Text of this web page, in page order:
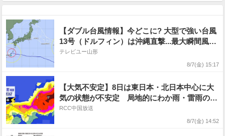
【ダブル台風情報】今どこに? 大型で強い台風
13号（ドルフィン）は沖縄直撃...最大瞬間風速
55 m/s 奄美・沖縄では暴風や高波などに厳
重に警戒 台風15号の今後はどうなる? 進路予
庁
テレビユー山形
8/7(金) 15:17
【大気不安定】8日は東日本・北日本中心に大
気の状態が不安定 局地的にわか雨・雷雨の可
能性 落雷や突風 急な強雨に注意
RCC中国放送
8/7(金) 14:52